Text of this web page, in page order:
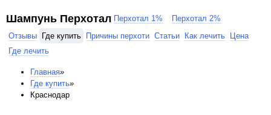
Шампунь Перхотал Перхотал 1%
Перхотал 2%
Отзывы
Где купить Причины перхоти Статьи Как лечить
Цена
Где лечить
Главная»
Где купить»
Краснодар